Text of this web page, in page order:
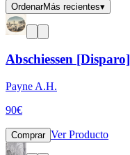
OrdenarMás recientes▾
Abschiessen [Disparo]
Payne A.H.
90€
Comprar Ver Producto